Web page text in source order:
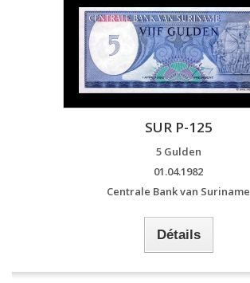
SUR P-125
5 Gulden
01.04.1982
Centrale Bank van Suriname
Détails